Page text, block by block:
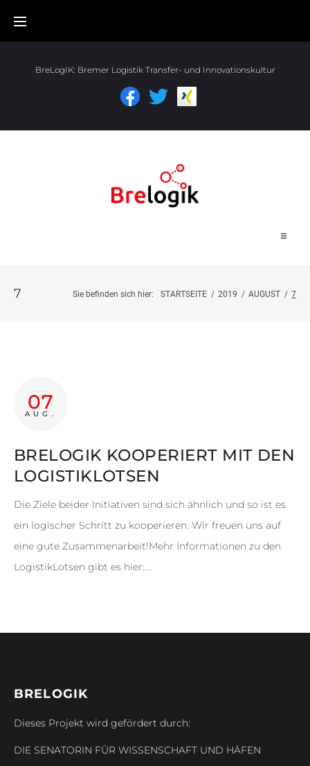
BreLogIK: Bremer Logistik Transfer- und Innovationskultur
Weiterbildung
News
Kontakt
7 Sie befinden sich hier: STARTSEITE / 2019 / AUGUST / 7
07
AUG.
BRELOGIK KOOPERIERT MIT DEN
LOGISTIKLOTSEN
Die Ziele beider Initiativen sind sich ähnlich und so ist es
ein logischer Schritt zu kooperieren. Wir freuen uns auf
eine gute Zusammenarbeit!Mehr Informationen zu den
LogistikLotsen gibt es hier:…
BRELOGIK
Dieses Projekt wird gefördert durch:
DIE SENATORIN FÜR WISSENSCHAFT UND HÄFEN